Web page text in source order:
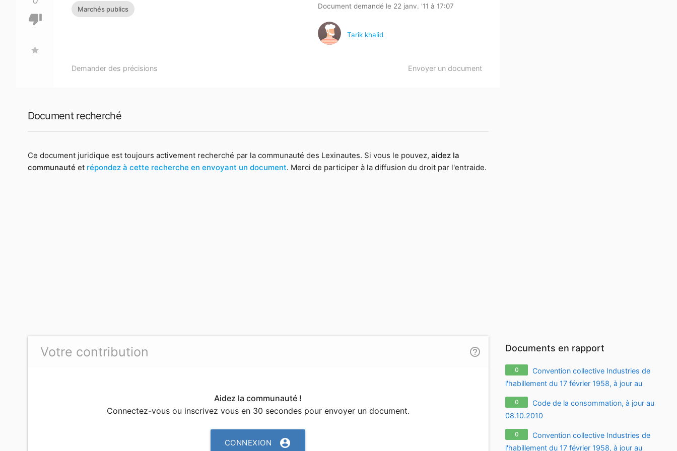
thumb_down
star
Marchés publics Document demandé le 22 janv. '11 à 17:07
Tarik khalid
Demander des précisions Envoyer un document
Document recherché
Ce document juridique est toujours activement recherché par la communauté des Lexinautes. Si vous le pouvez, aidez la
communauté et répondez à cette recherche en envoyant un document. Merci de participer à la diffusion du droit par l'entraide.
Votre contribution help_outline
Aidez la communauté !
Connectez-vous ou inscrivez vous en 30 secondes pour envoyer un document.
CONNEXION account_circle
Documents en rapport
0
Convention collective Industries de
l'habillement du 17 février 1958, à jour au
27.03.2011
0
Code de la consommation, à jour au
08.10.2010
0
Convention collective Industries de
l'habillement du 17 février 1958, à jour au